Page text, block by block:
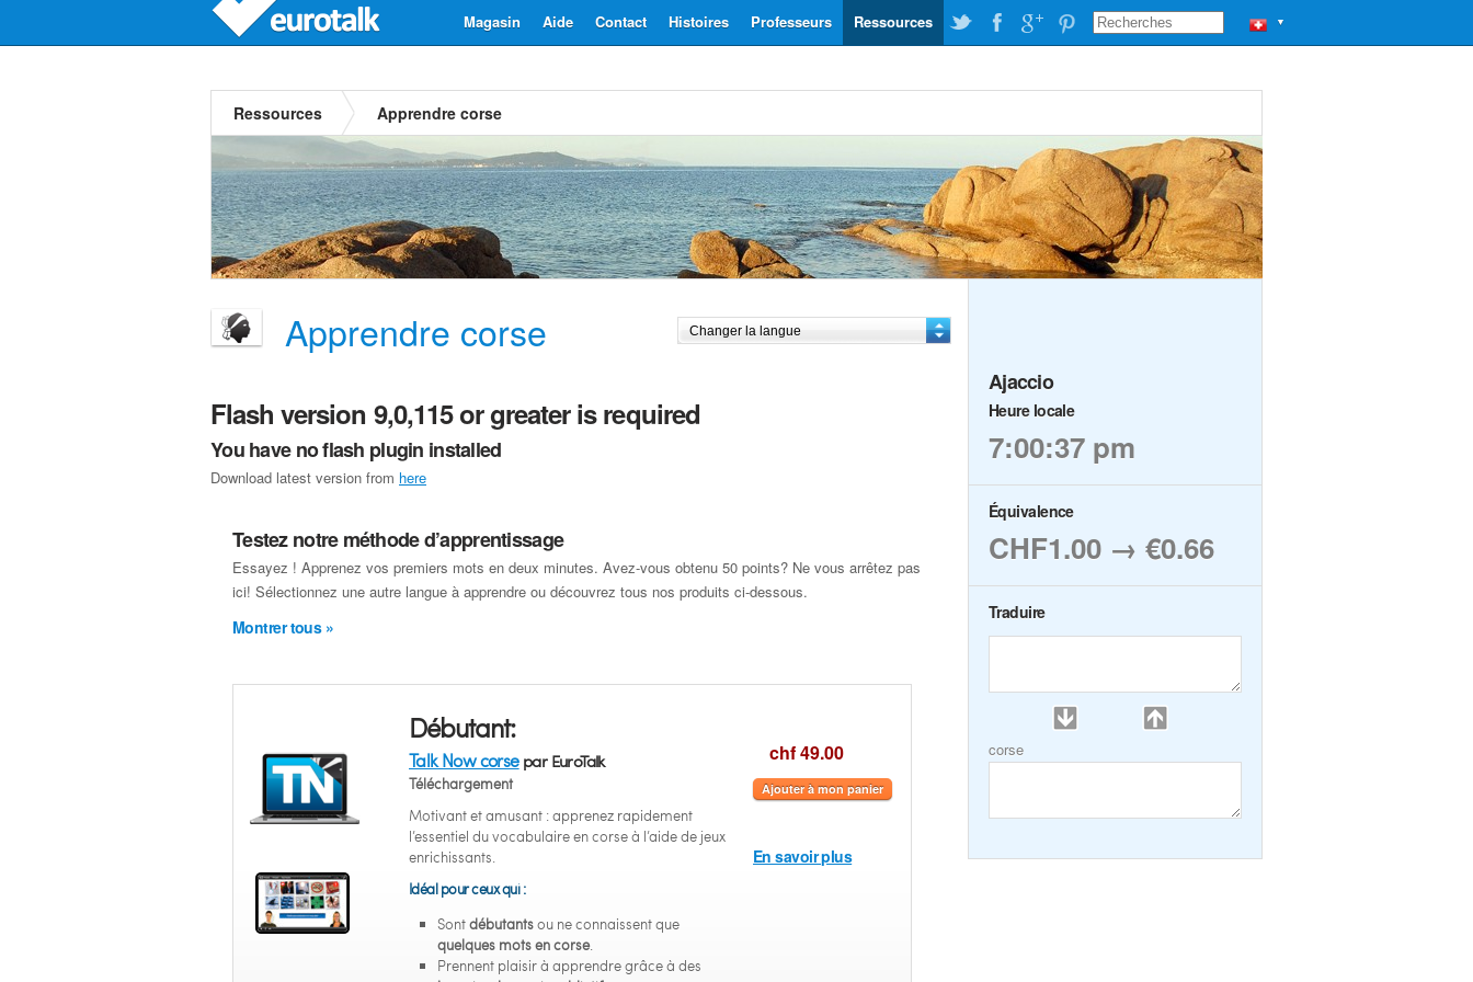
▼
Ressources
Professeurs
Histoires
Contact
Aide
Magasin
Ressources Apprendre corse
Apprendre corse
Flash version 9,0,115 or greater is required
You have no flash plugin installed
Download latest version from here
Testez notre méthode d’apprentissage
Essayez ! Apprenez vos premiers mots en deux minutes. Avez-vous obtenu 50 points? Ne vous arrêtez pas
ici! Sélectionnez une autre langue à apprendre ou découvrez tous nos produits ci-dessous.
Montrer tous »
Débutant:
Talk Now corsepar EuroTalk
Téléchargement
Motivant et amusant : apprenez rapidement
l’essentiel du vocabulaire en corse à l’aide de jeux
enrichissants.
Idéal pour ceux qui :
Sontdébutantsou ne connaissent que
quelques mots en corse.
Prennent plaisir à apprendre grâce à des
chf 49.00
Ajouter à mon panier
En savoir plus
Ajaccio
Heure locale
7:00:37 pm
Équivalence
CHF1.00 → €0.66
Traduire
corse